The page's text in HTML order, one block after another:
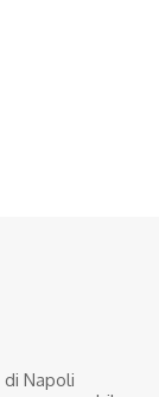
Napoli